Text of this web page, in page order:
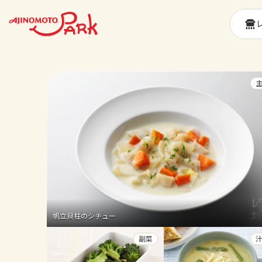
帆立貝柱のシチュー
副菜